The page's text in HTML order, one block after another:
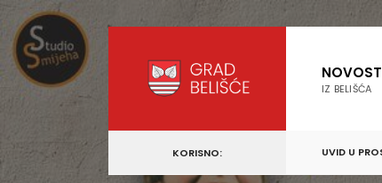
content
content
IZ BELIŠĆA
KORISNO: UVID U